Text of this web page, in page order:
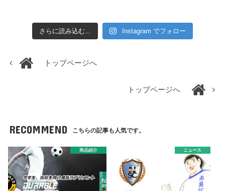
さらに読み込む... Instagram でフォロー
トップページへ
トップページへ
RECOMMEND こちらの記事も人気です。
商品紹介 ニュース